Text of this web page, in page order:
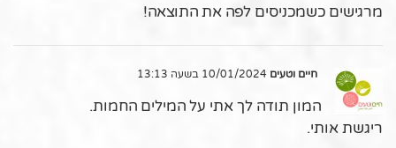
מרגישים כשמכניסים לפה את התוצאה!
חיים וטעים
המון תודה לך אתי על המילים החמות.
ריגשת אותי.